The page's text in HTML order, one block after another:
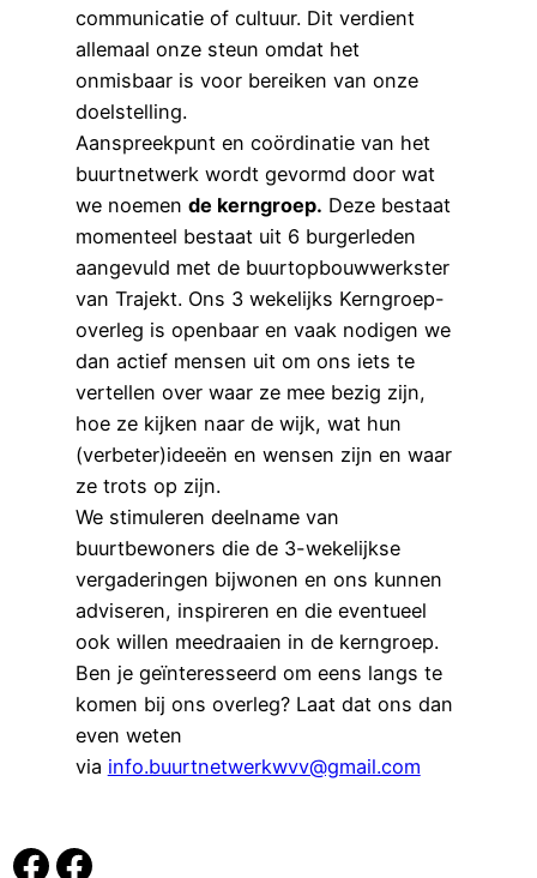
communicatie of cultuur. Dit verdient
allemaal onze steun omdat het
onmisbaar is voor bereiken van onze
doelstelling.
Aanspreekpunt en coördinatie van het
buurtnetwerk wordt gevormd door wat
we noemen de kerngroep. Deze bestaat
momenteel bestaat uit 6 burgerleden
aangevuld met de buurtopbouwwerkster
van Trajekt. Ons 3 wekelijks Kerngroep-
overleg is openbaar en vaak nodigen we
dan actief mensen uit om ons iets te
vertellen over waar ze mee bezig zijn,
hoe ze kijken naar de wijk, wat hun
(verbeter)ideeën en wensen zijn en waar
ze trots op zijn.
We stimuleren deelname van
buurtbewoners die de 3-wekelijkse
vergaderingen bijwonen en ons kunnen
adviseren, inspireren en die eventueel
ook willen meedraaien in de kerngroep.
Ben je geïnteresseerd om eens langs te
komen bij ons overleg? Laat dat ons dan
even weten
via info.buurtnetwerkwvv@gmail.com
Buurtcafé WVVWee is vaan t vrouweveld